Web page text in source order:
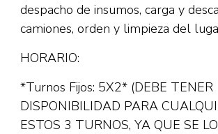
despacho de insumos, carga y
camiones, orden y limpieza del
HORARIO:
*Turnos Fijos: 5X2* (DEBE TENER
DISPONIBILIDAD PARA
ESTOS 3 TURNOS, YA QUE SE